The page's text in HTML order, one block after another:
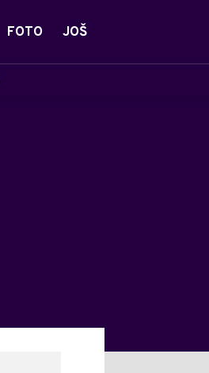
FOTO JOŠ